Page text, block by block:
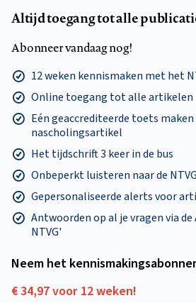
Altijd toegang tot alle
Abonneer vandaag nog!
12 weken kennismaken met het
Online toegang tot alle artikelen
Eén geaccrediteerde toets
nascholingsartikel
Het tijdschrift 3 keer in de bus
Onbeperkt luisteren naar de
Gepersonaliseerde alerts voor
Antwoorden op al je vragen via
NTVG'
Neem het
€ 34,97 voor 12 weken!